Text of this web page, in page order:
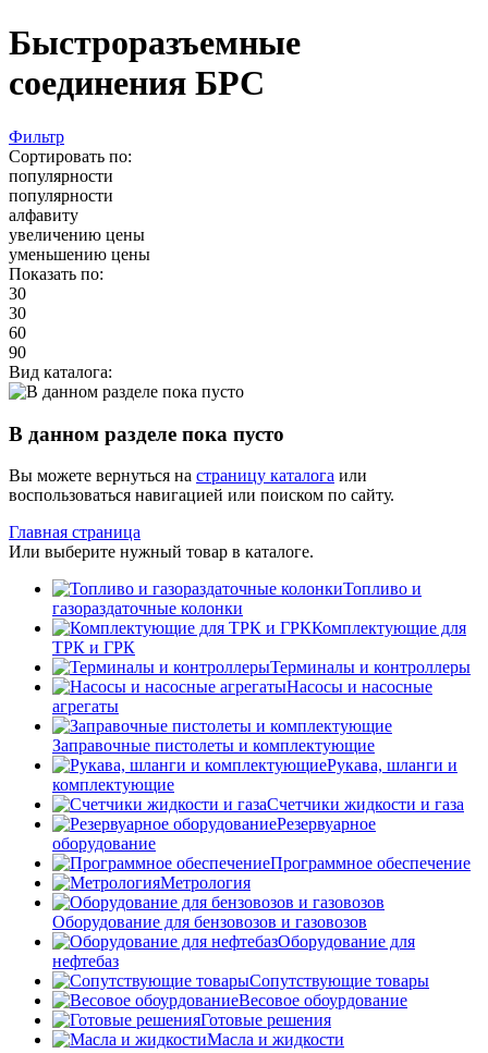
Быстроразъемные
соединения БРС
Фильтр
Сортировать по:
популярности
популярности
алфавиту
увеличению цены
уменьшению цены
Показать по:
30
30
60
90
Вид каталога:
В данном разделе пока пусто
Вы можете вернуться на страницу каталога или
воспользоваться навигацией или поиском по сайту.
Главная страница
Или выберите нужный товар в каталоге.
Топливо и
газораздаточные колонки
Комплектующие для
ТРК и ГРК
Терминалы и контроллеры
Насосы и насосные
агрегаты
Заправочные пистолеты и комплектующие
Рукава, шланги и
комплектующие
Счетчики жидкости и газа
Резервуарное
оборудование
Программное обеспечение
Метрология
Оборудование для бензовозов и газовозов
Оборудование для
нефтебаз
Сопутствующие товары
Весовое обоурдование
Готовые решения
Масла и жидкости